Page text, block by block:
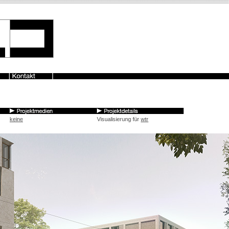
keine Visualisierung für wtr